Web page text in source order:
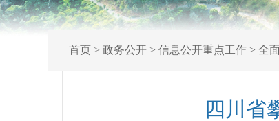
首页> 政务公开> 信息公开重点工作> 全
四川省